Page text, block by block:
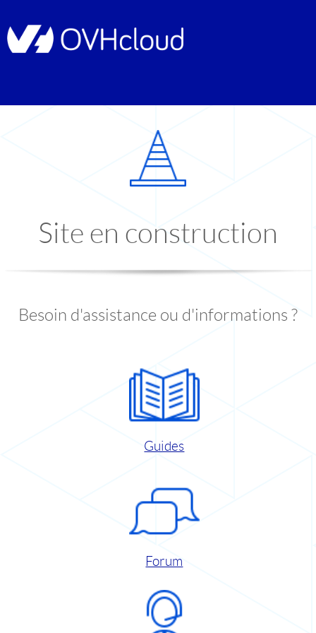
Site en construction
Besoin d'assistance ou d'informations ?
Guides
Forum